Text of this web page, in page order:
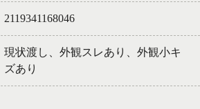
2119341168046
現状渡し、外観スレあり、外観小キ
ズあり